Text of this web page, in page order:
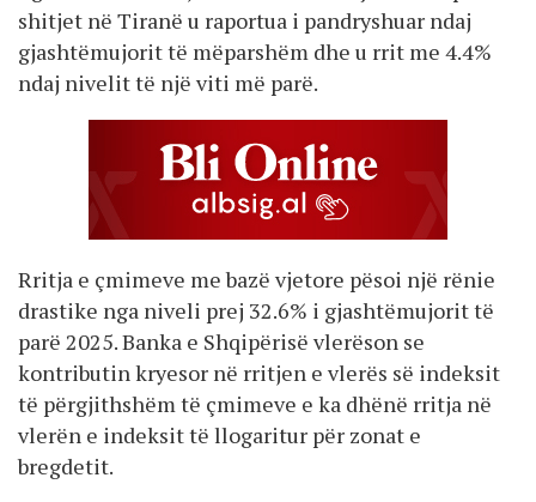
shitjet në Tiranë u raportua i pandryshuar ndaj
gjashtëmujorit të mëparshëm dhe u rrit me 4.4%
ndaj nivelit të një viti më parë.
Rritja e çmimeve me bazë vjetore pësoi një rënie
drastike nga niveli prej 32.6% i gjashtëmujorit të
parë 2025. Banka e Shqipërisë vlerëson se
kontributin kryesor në rritjen e vlerës së indeksit
të përgjithshëm të çmimeve e ka dhënë rritja në
vlerën e indeksit të llogaritur për zonat e
bregdetit.